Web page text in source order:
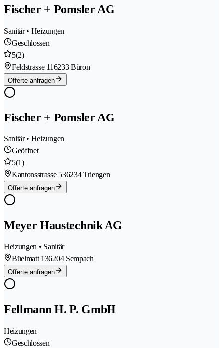
Fischer + Pomsler AG
Sanitär • Heizungen
Geschlossen
5(2)
Feldstrasse 116233 Büron
Offerte anfragen
Fischer + Pomsler AG
Sanitär • Heizungen
Geöffnet
5(1)
Kantonsstrasse 536234 Triengen
Offerte anfragen
Meyer Haustechnik AG
Heizungen • Sanitär
Büelmatt 136204 Sempach
Offerte anfragen
Fellmann H. P. GmbH
Heizungen
Geschlossen